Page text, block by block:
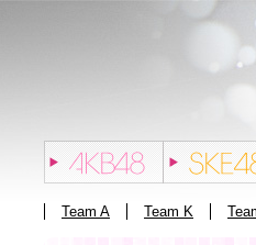
Team A Team K